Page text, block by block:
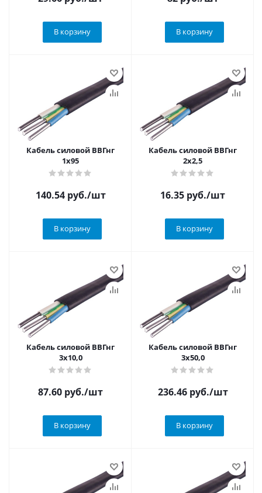
В корзину В корзину
Кабель силовой ВВГнг
1х95
140.54руб./шт
В корзину
Кабель силовой ВВГнг
2х2,5
16.35 руб./шт
В корзину
Кабель силовой ВВГнг
3х10,0
87.60 руб./шт
В корзину
Кабель силовой ВВГнг
3х50,0
236.46руб./шт
В корзину